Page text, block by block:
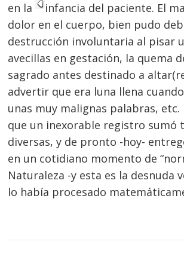
en la
infancia del paciente. El
dolor en el cuerpo, bien pudo
destrucción involuntaria al pisar
avecillas en gestación, la quema
sagrado antes destinado a
advertir que era luna llena
unas muy malignas palabras, etc.
que un inexorable registro sumó
diversas, y de pronto -hoy-
en un cotidiano momento de
Naturaleza -y esta es la desnuda
lo había procesado